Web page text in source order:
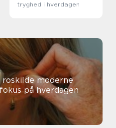
tryghed i hverdagen
moderne
på hverdagen